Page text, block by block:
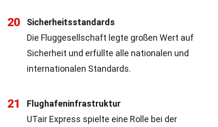
20
Sicherheitsstandards
Die Fluggesellschaft legte großen Wert auf
Sicherheit und erfüllte alle nationalen und
internationalen Standards.
21
Flughafeninfrastruktur
UTair Express spielte eine Rolle bei der